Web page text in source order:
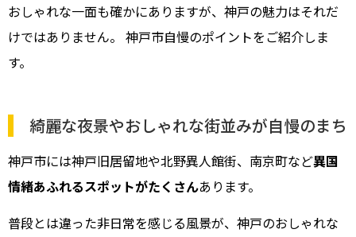
おしゃれな一面も確かにありますが、神戸の魅力はそれだ
けではありません。 神戸市自慢のポイントをご紹介しま
す。
綺麗な夜景やおしゃれな街並みが自慢のまち
神戸市には神戸旧居留地や北野異人館街、南京町など異国
情緒あふれるスポットがたくさんあります。
普段とは違った非日常を感じる風景が、神戸のおしゃれな